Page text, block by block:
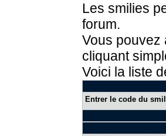
Les smilies
forum.
Vous pouvez
cliquant
Voici la liste
Entrer le code du